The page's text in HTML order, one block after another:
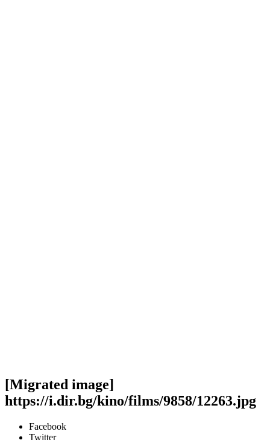
[Migrated image]
https://i.dir.bg/kino/films/9858/12263.jpg
Facebook
Twitter